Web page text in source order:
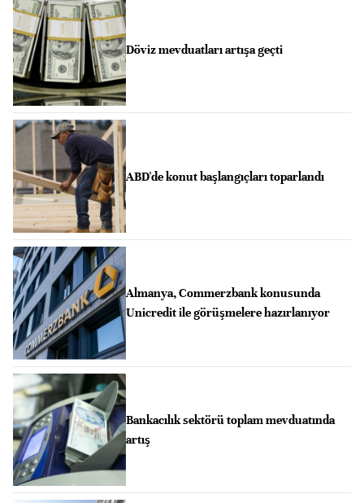
Döviz mevduatları artışa geçti
ABD'de konut başlangıçları toparlandı
Almanya, Commerzbank konusunda
Unicredit ile görüşmelere hazırlanıyor
Bankacılık sektörü toplam mevduatında
artış